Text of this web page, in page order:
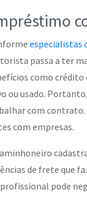
especialistas
passa a ter
como crédito
ou usado.
com contrato.
com empresas.
de frete que
profissional pode